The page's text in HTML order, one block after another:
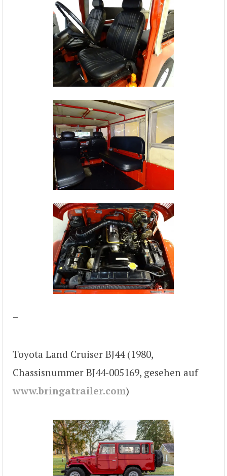
–
Toyota Land Cruiser BJ44 (1980,
Chassisnummer BJ44-005169, gesehen auf
www.bringatrailer.com)